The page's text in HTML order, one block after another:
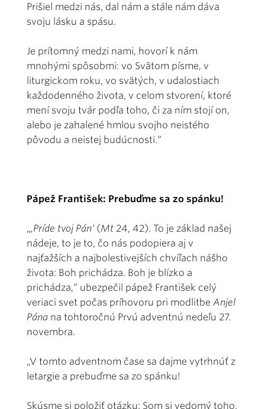
Prišiel medzi nás, dal nám a stále nám dáva
svoju lásku a spásu.
Je prítomný medzi nami, hovorí k nám
mnohými spôsobmi: vo Svätom písme, v
liturgickom roku, vo svätých, v udalostiach
každodenného života, v celom stvorení, ktoré
mení svoju tvár podľa toho, či za ním stojí on,
alebo je zahalené hmlou svojho neistého
pôvodu a neistej budúcnosti.“
Pápež František: Prebuďme sa zo spánku!
„,Príde tvoj Pán‘ (Mt 24, 42). To je základ našej
nádeje, to je to, čo nás podopiera aj v
najťažších a najbolestivejších chvíľach nášho
života: Boh prichádza. Boh je blízko a
prichádza,“ ubezpečil pápež František celý
veriaci svet počas príhovoru pri modlitbe Anjel
Pána na tohtoročnú Prvú adventnú nedeľu 27.
novembra.
„V tomto adventnom čase sa dajme vytrhnúť z
letargie a prebuďme sa zo spánku!
Skúsme si položiť otázku: Som si vedomý toho,